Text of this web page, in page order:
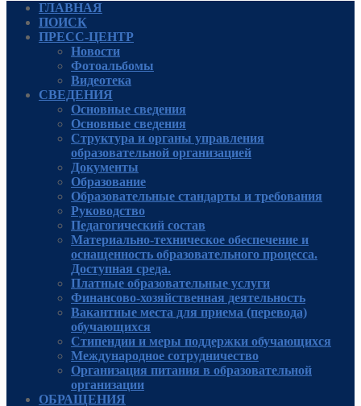
ГЛАВНАЯ
ПОИСК
ПРЕСС-ЦЕНТР
Новости
Фотоальбомы
Видеотека
СВЕДЕНИЯ
Основные сведения
Основные сведения
Структура и органы управления
образовательной организацией
Документы
Образование
Образовательные стандарты и требования
Руководcтво
Педагогический состав
Материально-техническое обеспечение и
оснащенность образовательного процесса.
Доступная среда.
Платные образовательные услуги
Финансово-хозяйственная деятельность
Вакантные места для приема (перевода)
обучающихся
Стипендии и меры поддержки обучающихся
Международное сотрудничество
Организация питания в образовательной
организации
ОБРАЩЕНИЯ